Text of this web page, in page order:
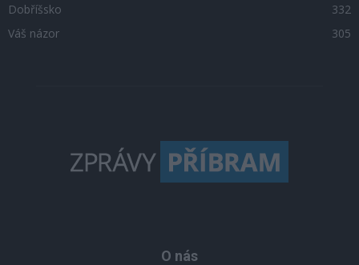
Dobříšsko
332
Váš názor
305
O nás